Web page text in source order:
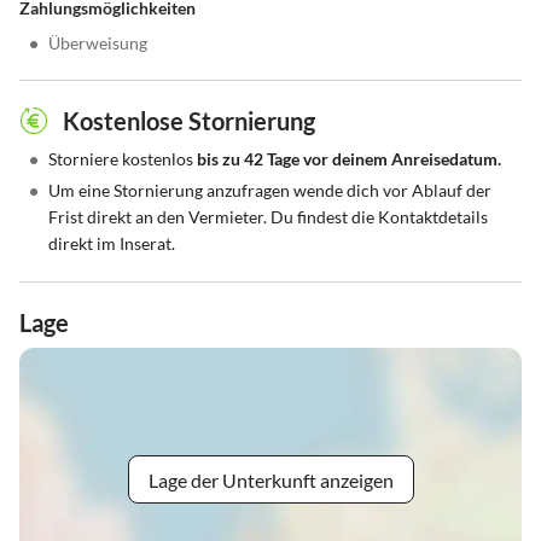
Zahlungsmöglichkeiten
• Überweisung
Kostenlose Stornierung
• Storniere kostenlos bis zu 42 Tage vor deinem Anreisedatum.
• Um eine Stornierung anzufragen wende dich vor Ablauf der
Frist direkt an den Vermieter. Du findest die Kontaktdetails
direkt im Inserat.
Lage
Lage der Unterkunft anzeigen